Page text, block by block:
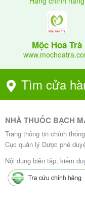
Mộc Hoa Trà
Tìm cửa
NHÀ THUỐC BẠCH
Trang thông tin chính
Cục quản lý Dược phê
Nội dung biên tập, kiểm